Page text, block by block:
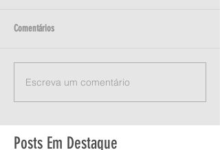
Comentários
Escreva um comentário
Posts Em Destaque